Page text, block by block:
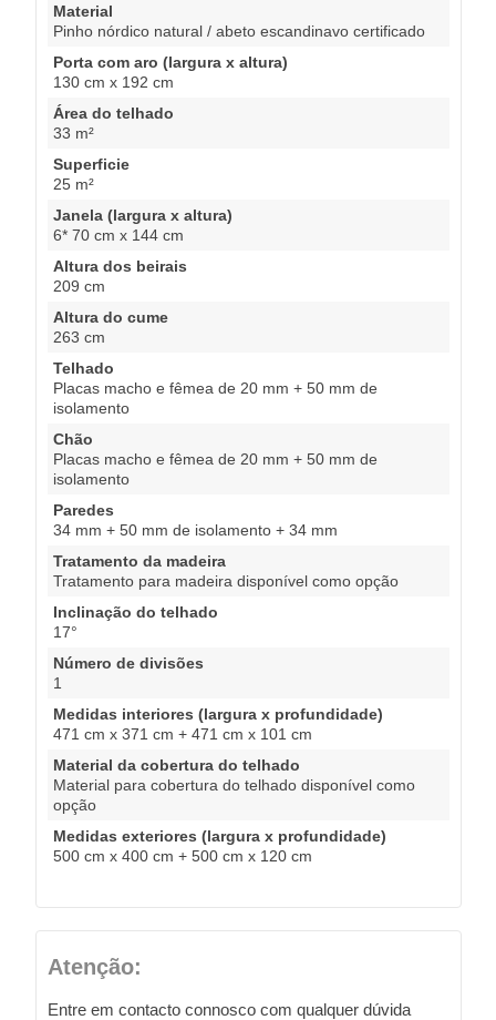
Material
Pinho nórdico natural / abeto escandinavo certificado
Porta com aro (largura x altura)
130 cm x 192 cm
Área do telhado
33 m²
Superficie
25 m²
Janela (largura x altura)
6* 70 cm x 144 cm
Altura dos beirais
209 cm
Altura do cume
263 cm
Telhado
Placas macho e fêmea de 20 mm + 50 mm de
isolamento
Chão
Placas macho e fêmea de 20 mm + 50 mm de
isolamento
Paredes
34 mm + 50 mm de isolamento + 34 mm
Tratamento da madeira
Tratamento para madeira disponível como opção
Inclinação do telhado
17°
Número de divisões
1
Medidas interiores (largura x profundidade)
471 cm x 371 cm + 471 cm x 101 cm
Material da cobertura do telhado
Material para cobertura do telhado disponível como
opção
Medidas exteriores (largura x profundidade)
500 cm x 400 cm + 500 cm x 120 cm
Atenção:
Entre em contacto connosco com qualquer dúvida